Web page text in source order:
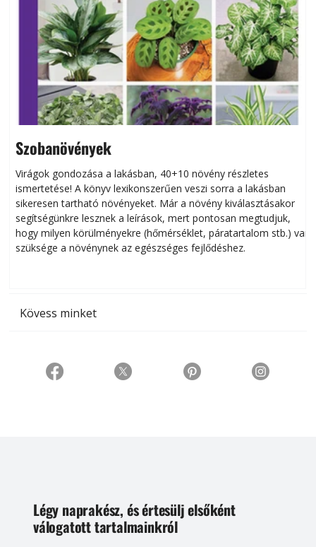
Szobanövények
Virágok gondozása a lakásban, 40+10 növény részletes
ismertetése! A könyv lexikonszerűen veszi sorra a lakásban
sikeresen tart­ha­tó növényeket. Már a növény kiválasztásakor
segítségünkre lesznek a leírások, mert pontosan megtudjuk,
hogy milyen körülményekre (hőmérséklet, páratartalom stb.) van
szüksége a növénynek az egészséges fejlődéshez.
Kövess minket
Légy naprakész, és értesülj elsőként
válogatott tartalmainkról